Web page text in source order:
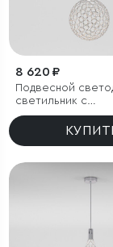
8 620 ₽
Подвесной
светильник с
металлическим